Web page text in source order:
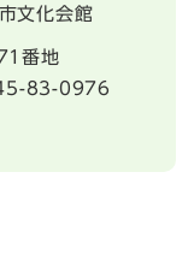
文化会館
番地
83-0976